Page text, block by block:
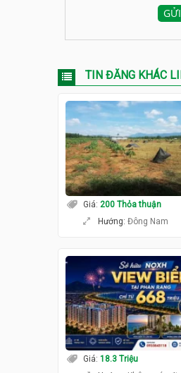
TIN ĐĂNG KHÁC
Giá: 200 Thỏa thuận
Hướng: Đông Nam
Giá: 18.3 Triệu